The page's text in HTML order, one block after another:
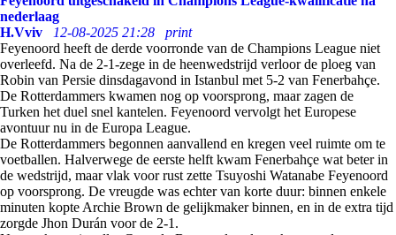
nederlaag
H.Vviv
12-08-2025 21:28
print
Feyenoord heeft de derde voorronde van de Champions League niet
overleefd. Na de 2-1-zege in de heenwedstrijd verloor de ploeg van
Robin van Persie dinsdagavond in Istanbul met 5-2 van Fenerbahçe.
De Rotterdammers kwamen nog op voorsprong, maar zagen de
Turken het duel snel kantelen. Feyenoord vervolgt het Europese
avontuur nu in de Europa League.
De Rotterdammers begonnen aanvallend en kregen veel ruimte om te
voetballen. Halverwege de eerste helft kwam Fenerbahçe wat beter in
de wedstrijd, maar vlak voor rust zette Tsuyoshi Watanabe Feyenoord
op voorsprong. De vreugde was echter van korte duur: binnen enkele
minuten kopte Archie Brown de gelijkmaker binnen, en in de extra tijd
zorgde Jhon Durán voor de 2-1.